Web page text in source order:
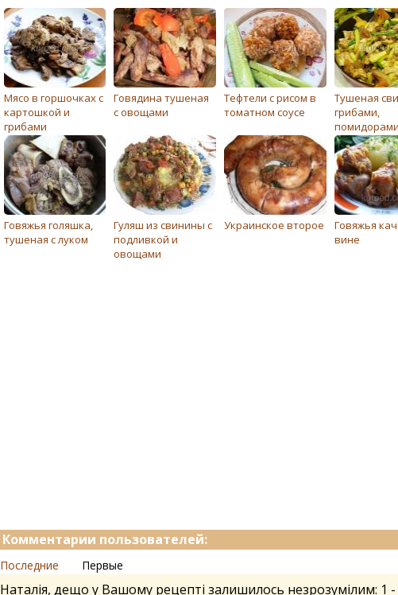
Мясо в горшочках с
картошкой и
грибами
Говядина тушеная
с овощами
Тефтели с рисом в
томатном соусе
Тушеная
грибами,
Говяжья голяшка,
тушеная с луком
Гуляш из свинины с
подливкой и
овощами
Украинское второе
Говяжья
вине
Комментарии пользователей:
Последние Первые
Наталія, дещо у Вашому рецепті залишилось незрозумілим: 1 -